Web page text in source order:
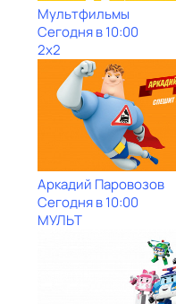
Мультфильмы
Сегодня в 10:00
2x2
Аркадий Паровозов
Сегодня в 10:00
МУЛЬТ